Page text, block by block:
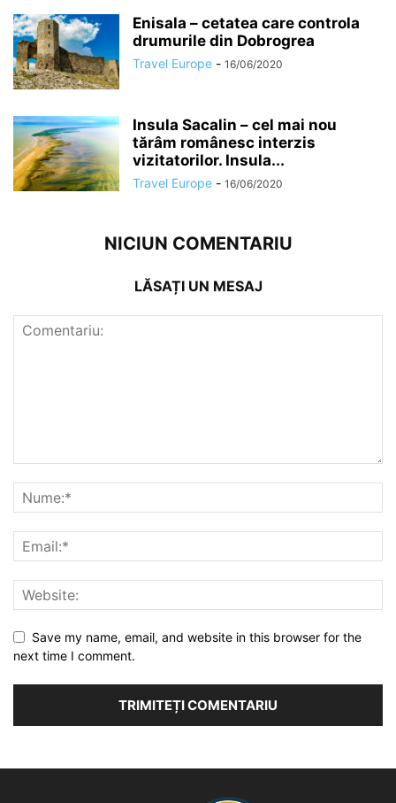
Enisala – cetatea care controla
drumurile din Dobrogrea
Travel Europe - 16/06/2020
Insula Sacalin – cel mai nou
tărâm românesc interzis
vizitatorilor. Insula...
Travel Europe - 16/06/2020
NICIUN COMENTARIU
LĂSAȚI UN MESAJ
Save my name, email, and website in this browser for the
next time I comment.